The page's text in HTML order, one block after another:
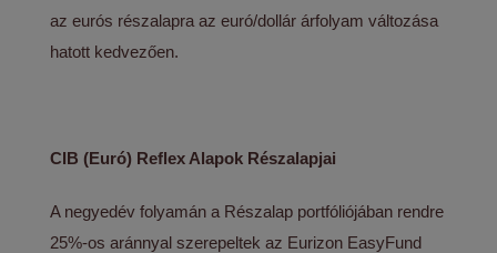
az eurós részalapra az euró/dollár árfolyam változása
hatott kedvezően.
CIB (Euró) Reflex Alapok Részalapjai
A negyedév folyamán a Részalap portfóliójában rendre
25%-os aránnyal szerepeltek az Eurizon EasyFund